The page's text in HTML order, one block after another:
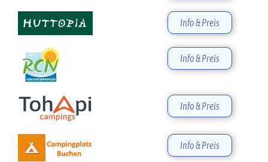
Info & Preis
Info & Preis
Info & Preis
Info & Preis